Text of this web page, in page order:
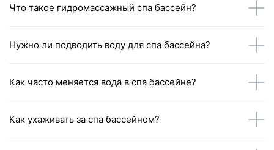
Что такое гидромассажный спа бассейн?
Нужно ли подводить воду для спа бассейна?
Как часто меняется вода в спа бассейне?
Как ухаживать за спа бассейном?